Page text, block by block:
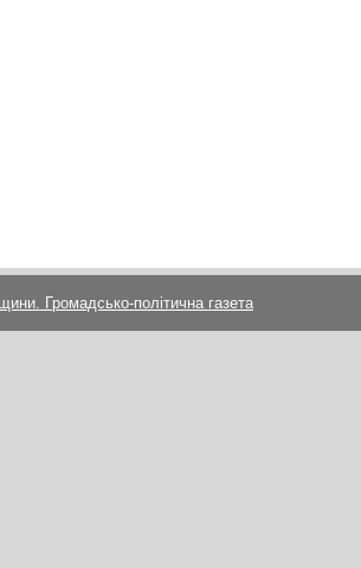
Громадсько-політична газета